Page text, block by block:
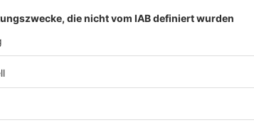
Marinković taucht mit einem
Rekord bleibt knapp unerreicht.
wie der Spitzensportler damit